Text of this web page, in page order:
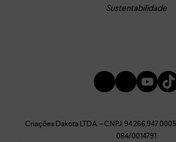
Sustentabilidade
Criações Dakota LTDA. – CNPJ:
084/0014791